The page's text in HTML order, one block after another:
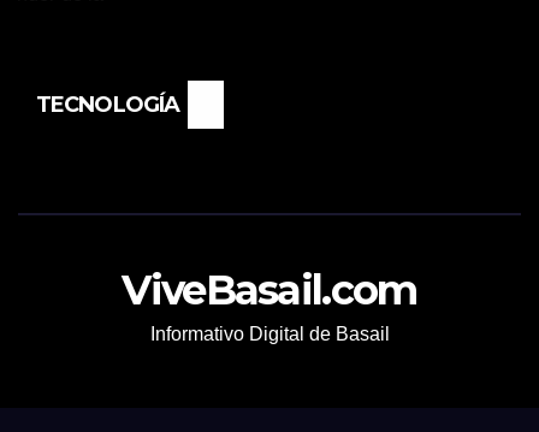
TECNOLOGÍA
ViveBasail.com
Informativo Digital de Basail